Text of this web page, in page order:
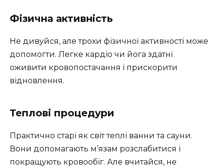
Фізична активність
Не дивуйся, але трохи фізичної активності може
допомогти. Легке кардіо чи йога здатні
оживити кровопостачання і прискорити
відновлення.
Теплові процедури
Практично старі як світ теплі ванни та сауни.
Вони допомагають м’язам розслабитися і
покращують кровообіг. Але вчитайся, не